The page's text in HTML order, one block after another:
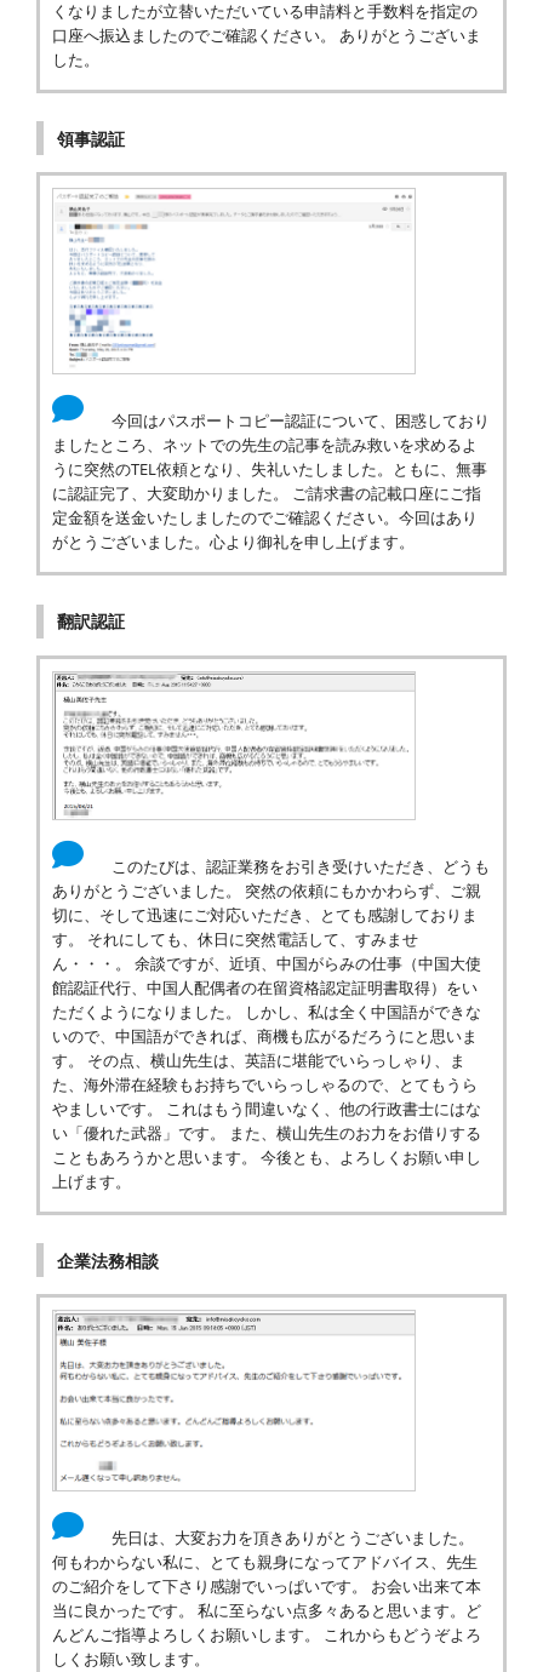
くなりましたが立替いただいている申請料と手数料を指定の
口座へ振込ましたのでご確認ください。 ありがとうございま
した。
領事認証
今回はパスポートコピー認証について、困惑しており
ましたところ、ネットでの先生の記事を読み救いを求めるよ
うに突然のTEL依頼となり、失礼いたしました。ともに、無事
に認証完了、大変助かりました。 ご請求書の記載口座にご指
定金額を送金いたしましたのでご確認ください。今回はあり
がとうございました。心より御礼を申し上げます。
翻訳認証
このたびは、認証業務をお引き受けいただき、どうも
ありがとうございました。 突然の依頼にもかかわらず、ご親
切に、そして迅速にご対応いただき、とても感謝しておりま
す。 それにしても、休日に突然電話して、すみませ
ん・・・。 余談ですが、近頃、中国がらみの仕事（中国大使
館認証代行、中国人配偶者の在留資格認定証明書取得）をい
ただくようになりました。 しかし、私は全く中国語ができな
いので、中国語ができれば、商機も広がるだろうにと思いま
す。 その点、横山先生は、英語に堪能でいらっしゃり、ま
た、海外滞在経験もお持ちでいらっしゃるので、とてもうら
やましいです。 これはもう間違いなく、他の行政書士にはな
い「優れた武器」です。 また、横山先生のお力をお借りする
こともあろうかと思います。 今後とも、よろしくお願い申し
上げます。
企業法務相談
先日は、大変お力を頂きありがとうございました。
何もわからない私に、とても親身になってアドバイス、先生
のご紹介をして下さり感謝でいっぱいです。 お会い出来て本
当に良かったです。 私に至らない点多々あると思います。ど
んどんご指導よろしくお願いします。 これからもどうぞよろ
しくお願い致します。